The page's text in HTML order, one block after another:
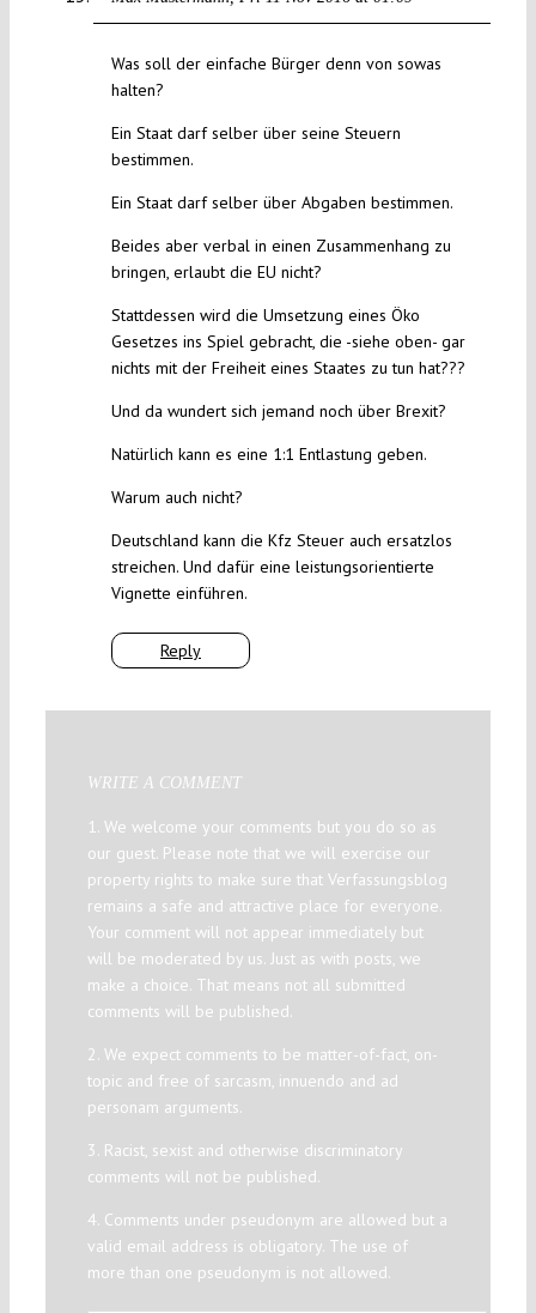
Reply
Was soll der einfache Bürger denn von sowas
halten?
Ein Staat darf selber über seine Steuern
bestimmen.
Ein Staat darf selber über Abgaben bestimmen.
Beides aber verbal in einen Zusammenhang zu
bringen, erlaubt die EU nicht?
Stattdessen wird die Umsetzung eines Öko
Gesetzes ins Spiel gebracht, die -siehe oben- gar
nichts mit der Freiheit eines Staates zu tun hat???
Und da wundert sich jemand noch über Brexit?
Natürlich kann es eine 1:1 Entlastung geben.
Warum auch nicht?
Deutschland kann die Kfz Steuer auch ersatzlos
streichen. Und dafür eine leistungsorientierte
Vignette einführen.
WRITE A COMMENT
1. We welcome your comments but you do so as
our guest. Please note that we will exercise our
property rights to make sure that Verfassungsblog
remains a safe and attractive place for everyone.
Your comment will not appear immediately but
will be moderated by us. Just as with posts, we
make a choice. That means not all submitted
comments will be published.
2. We expect comments to be matter-of-fact, on-
topic and free of sarcasm, innuendo and ad
personam arguments.
3. Racist, sexist and otherwise discriminatory
comments will not be published.
4. Comments under pseudonym are allowed but a
valid email address is obligatory. The use of
more than one pseudonym is not allowed.